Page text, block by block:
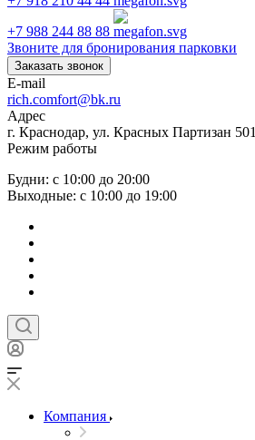
+7 988 244 88 88
Звоните для бронирования парковки
Заказать звонок
E-mail
rich.comfort@bk.ru
Адрес
г. Краснодар, ул. Красных Партизан 501
Режим работы
Будни: с 10:00 до 20:00
Выходные: с 10:00 до 19:00
Компания